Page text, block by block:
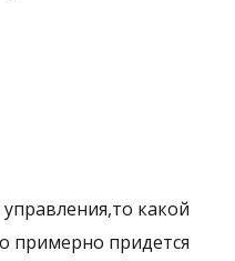
какой
примерно придется